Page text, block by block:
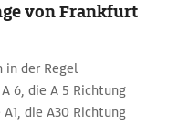
von Frankfurt
in der Regel
6, die A 5 Richtung
die A30 Richtung